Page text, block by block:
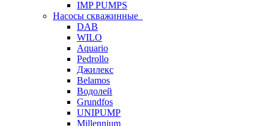
IMP PUMPS
Насосы скважинные
DAB
WILO
Aquario
Pedrollo
Джилекс
Belamos
Водолей
Grundfos
UNIPUMP
Millennium